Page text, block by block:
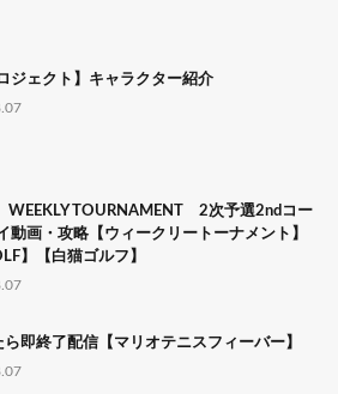
ジェクト】キャラクター紹介
TOURNAMENT 2次予選2ndコー
画・攻略【ウィークリートーナメント】
】【白猫ゴルフ】
即終了配信【マリオテニスフィーバー】